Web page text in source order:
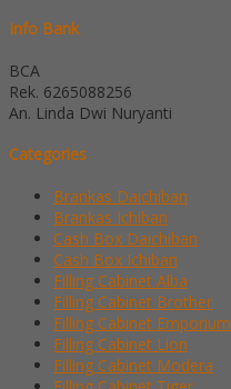
Info Bank
BCA
Rek. 6265088256
An. Linda Dwi Nuryanti
Categories
Brankas Daichiban
Brankas Ichiban
Cash Box Daichiban
Cash Box Ichiban
Filling Cabinet Alba
Filling Cabinet Brother
Filling Cabinet Emporium
Filling Cabinet Lion
Filling Cabinet Modera